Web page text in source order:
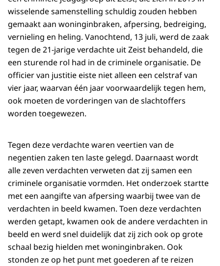
wisselende samenstelling schuldig zouden hebben
gemaakt aan woninginbraken, afpersing, bedreiging,
vernieling en heling. Vanochtend, 13 juli, werd de zaak
tegen de 21-jarige verdachte uit Zeist behandeld, die
een sturende rol had in de criminele organisatie. De
officier van justitie eiste niet alleen een celstraf van
vier jaar, waarvan één jaar voorwaardelijk tegen hem,
ook moeten de vorderingen van de slachtoffers
worden toegewezen.
Tegen deze verdachte waren veertien van de
negentien zaken ten laste gelegd. Daarnaast wordt
alle zeven verdachten verweten dat zij samen een
criminele organisatie vormden. Het onderzoek startte
met een aangifte van afpersing waarbij twee van de
verdachten in beeld kwamen. Toen deze verdachten
werden getapt, kwamen ook de andere verdachten in
beeld en werd snel duidelijk dat zij zich ook op grote
schaal bezig hielden met woninginbraken. Ook
stonden ze op het punt met goederen af te reizen